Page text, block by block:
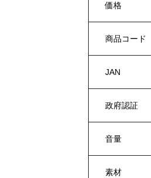
価格
商品コード
JAN
政府認証
音量
素材